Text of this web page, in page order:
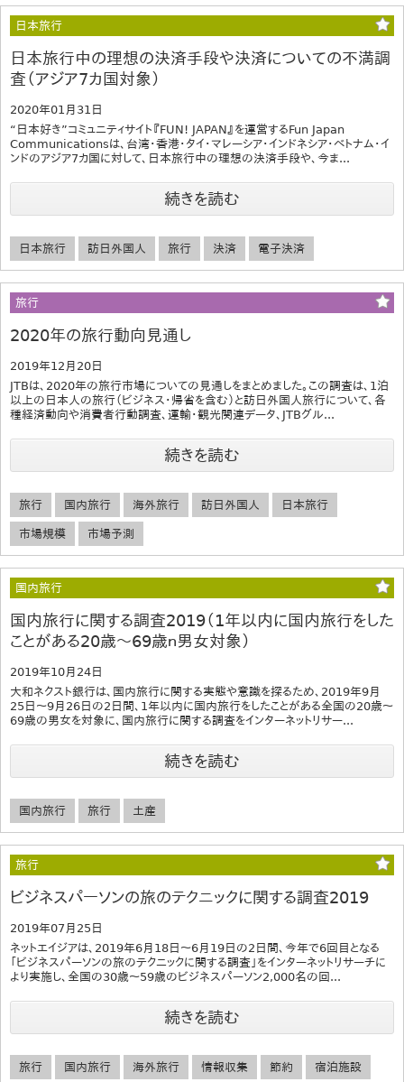
日本旅行
日本旅行中の理想の決済手段や決済についての不満調
査（アジア7カ国対象）
2020年01月31日
“日本好き”コミュニティサイト『FUN! JAPAN』を運営するFun Japan
Communicationsは、台湾・香港・タイ・マレーシア・インドネシア・ベトナム・イ
ンドのアジア7カ国に対して、日本旅行中の理想の決済手段や、今ま...
続きを読む
日本旅行 訪日外国人 旅行 決済 電子決済
旅行
2020年の旅行動向見通し
2019年12月20日
JTBは、2020年の旅行市場についての見通しをまとめました。この調査は、1泊
以上の日本人の旅行（ビジネス･帰省を含む）と訪日外国人旅行について、各
種経済動向や消費者行動調査、運輸・観光関連データ、JTBグル...
続きを読む
旅行 国内旅行 海外旅行 訪日外国人 日本旅行
市場規模 市場予測
国内旅行
国内旅行に関する調査2019（1年以内に国内旅行をした
ことがある20歳～69歳ｎ男女対象）
2019年10月24日
大和ネクスト銀行は、国内旅行に関する実態や意識を探るため、2019年9月
25日～9月26日の2日間、1年以内に国内旅行をしたことがある全国の20歳～
69歳の男女を対象に、国内旅行に関する調査をインターネットリサー...
続きを読む
国内旅行 旅行 土産
旅行
ビジネスパーソンの旅のテクニックに関する調査2019
2019年07月25日
ネットエイジアは、2019年6月18日～6月19日の2日間、今年で6回目となる
「ビジネスパーソンの旅のテクニックに関する調査」をインターネットリサーチに
より実施し、全国の30歳～59歳のビジネスパーソン2,000名の回...
続きを読む
旅行 国内旅行 海外旅行 情報収集 節約 宿泊施設